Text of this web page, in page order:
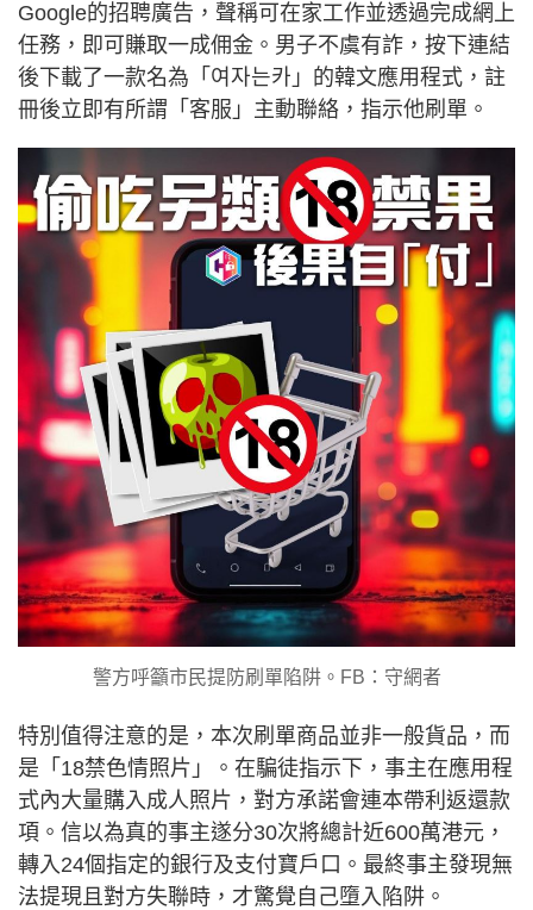
Google的招聘廣告，聲稱可在家工作並透過完成網上
任務，即可賺取一成佣金。男子不虞有詐，按下連結
後下載了一款名為「여자는카」的韓文應用程式，註
冊後立即有所謂「客服」主動聯絡，指示他刷單。
警方呼籲市民提防刷單陷阱。FB：守網者
特別值得注意的是，本次刷單商品並非一般貨品，而
是「18禁色情照片」。在騙徒指示下，事主在應用程
式內大量購入成人照片，對方承諾會連本帶利返還款
項。信以為真的事主遂分30次將總計近600萬港元，
轉入24個指定的銀行及支付寶戶口。最終事主發現無
法提現且對方失聯時，才驚覺自己墮入陷阱。